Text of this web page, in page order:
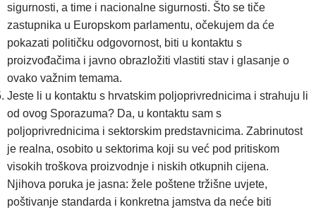
sigurnosti, a time i nacionalne sigurnosti. Što se tiče
zastupnika u Europskom parlamentu, očekujem da će
pokazati političku odgovornost, biti u kontaktu s
proizvođačima i javno obrazložiti vlastiti stav i glasanje o
ovako važnim temama.
Jeste li u kontaktu s hrvatskim poljoprivrednicima i strahuju li
od ovog Sporazuma? Da, u kontaktu sam s
poljoprivrednicima i sektorskim predstavnicima. Zabrinutost
je realna, osobito u sektorima koji su već pod pritiskom
visokih troškova proizvodnje i niskih otkupnih cijena.
Njihova poruka je jasna: žele poštene tržišne uvjete,
poštivanje standarda i konkretna jamstva da neće biti